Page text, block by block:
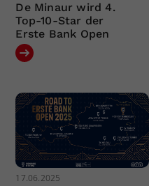
De Minaur wird 4.
Top-10-Star der
Erste Bank Open
17.06.2025